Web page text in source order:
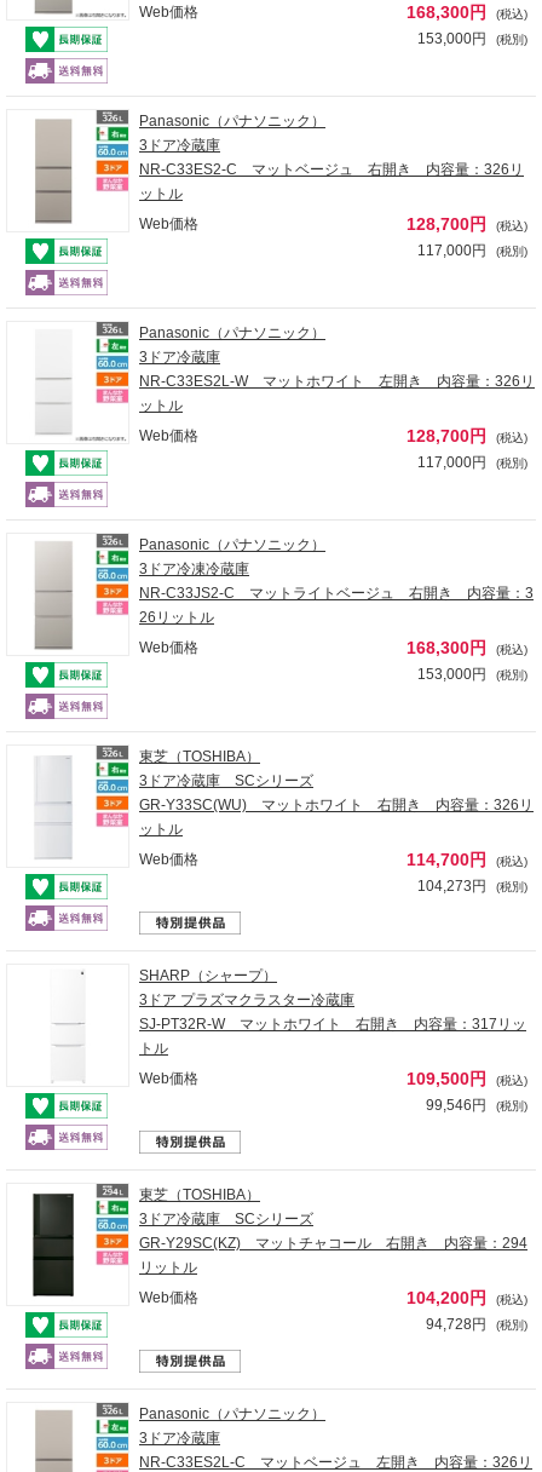
Web価格 168,300円 (税込)
153,000円 (税別)
Panasonic（パナソニック）
3ドア冷蔵庫
NR-C33ES2-C マットベージュ 右開き 内容量：326リ
ットル
Web価格
128,700円 (税込)
117,000円 (税別)
Panasonic（パナソニック）
3ドア冷蔵庫
NR-C33ES2L-W マットホワイト 左開き 内容量：326リ
ットル
Web価格
128,700円 (税込)
117,000円 (税別)
Panasonic（パナソニック）
3ドア冷凍冷蔵庫
NR-C33JS2-C マットライトベージュ 右開き 内容量：3
26リットル
Web価格
168,300円 (税込)
153,000円 (税別)
東芝（TOSHIBA）
3ドア冷蔵庫 SCシリーズ
GR-Y33SC(WU) マットホワイト 右開き 内容量：326リ
ットル
Web価格
114,700円 (税込)
104,273円 (税別)
SHARP（シャープ）
3ドア プラズマクラスター冷蔵庫
SJ-PT32R-W マットホワイト 右開き 内容量：317リッ
トル
Web価格
109,500円 (税込)
99,546円 (税別)
東芝（TOSHIBA）
3ドア冷蔵庫 SCシリーズ
GR-Y29SC(KZ) マットチャコール 右開き 内容量：294
リットル
Web価格
104,200円 (税込)
94,728円 (税別)
Panasonic（パナソニック）
3ドア冷蔵庫
NR-C33ES2L-C マットベージュ 左開き 内容量：326リ